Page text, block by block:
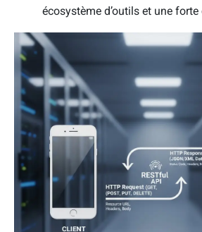
écosystème d’outils et une